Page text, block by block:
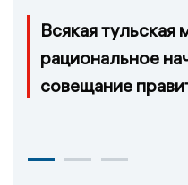
Всякая тульская
рациональное
совещание